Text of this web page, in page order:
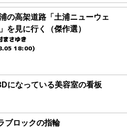
の高架道路「土浦ニューウェ
を見に行く（傑作選）
まさゆき
18:00)
になっている美容室の看板
ブロックの指輪